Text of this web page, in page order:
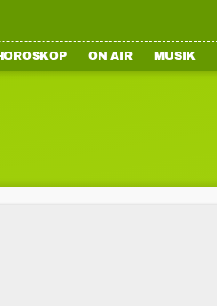
ON AIR MUSIK